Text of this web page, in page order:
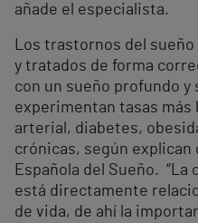
añade el especialista.
Los trastornos del
y tratados de forma
con un sueño profundo
experimentan tasas más
arterial, diabetes,
crónicas, según explican
Española del Sueño.
está directamente
de vida, de ahí la